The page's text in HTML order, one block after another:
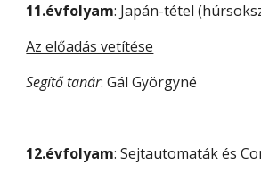
11.évfolyam: Japán-tétel
Az előadás vetítése
Segítő tanár: Gál Györgyné
12.évfolyam: Sejtautomaták és